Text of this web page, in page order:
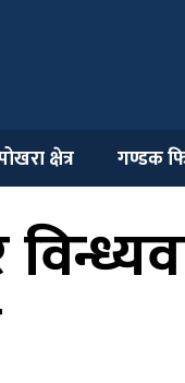
क्षेत्र गण्डक